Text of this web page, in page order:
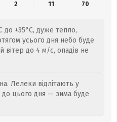
2 11 70
до +35°C, дуже тепло,
усього дня небо буде
вітер до 4 м/с, опадів не
Лелеки відлітають у
до цього дня — зима буде